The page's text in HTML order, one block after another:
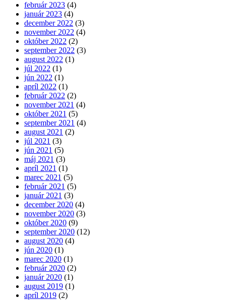
február 2023 (4)
január 2023 (4)
december 2022 (3)
november 2022 (4)
október 2022 (2)
september 2022 (3)
august 2022 (1)
júl 2022 (1)
jún 2022 (1)
apríl 2022 (1)
február 2022 (2)
november 2021 (4)
október 2021 (5)
september 2021 (4)
august 2021 (2)
júl 2021 (3)
jún 2021 (5)
máj 2021 (3)
apríl 2021 (1)
marec 2021 (5)
február 2021 (5)
január 2021 (3)
december 2020 (4)
november 2020 (3)
október 2020 (9)
september 2020 (12)
august 2020 (4)
jún 2020 (1)
marec 2020 (1)
február 2020 (2)
január 2020 (1)
august 2019 (1)
apríl 2019 (2)